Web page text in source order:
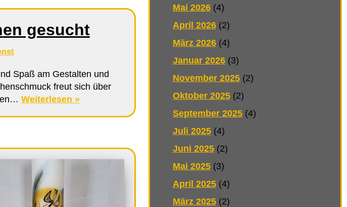
gesucht
Spaß am Gestalten und
freut sich über
Weiterlesen »
Mai 2026(4)
April 2026(2)
März 2026(4)
Januar 2026(3)
November 2025(2)
Oktober 2025(2)
September 2025(4)
Juli 2025(4)
Juni 2025(2)
Mai 2025(3)
April 2025(4)
März 2025(2)